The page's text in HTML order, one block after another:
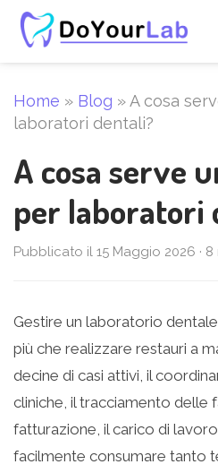
Home » Blog » A cosa
laboratori dentali?
A cosa serve
per laboratori
Pubblicato il 15 Maggio 2026 ·
Gestire un laboratorio
più che realizzare restauri a
decine di casi attivi, il
cliniche, il tracciamento delle
fatturazione, il carico di
facilmente consumare tanto